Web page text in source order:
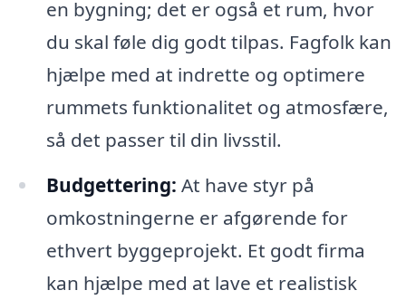
en bygning; det er også et rum, hvor
du skal føle dig godt tilpas. Fagfolk kan
hjælpe med at indrette og optimere
rummets funktionalitet og atmosfære,
så det passer til din livsstil.
Budgettering: At have styr på
omkostningerne er afgørende for
ethvert byggeprojekt. Et godt firma
kan hjælpe med at lave et realistisk